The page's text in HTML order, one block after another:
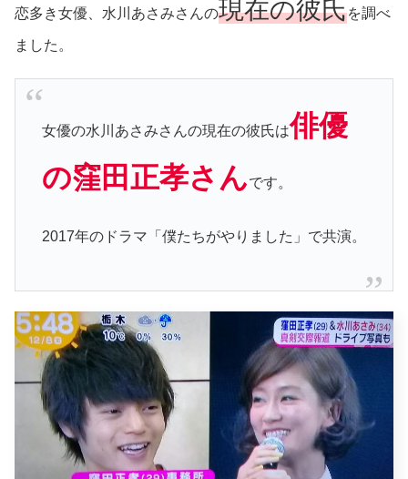
恋多き女優、水川あさみさんの現在の彼氏を調べ
ました。
女優の水川あさみさんの現在の彼氏は俳優
の窪田正孝さんです。
2017年のドラマ「僕たちがやりました」で共演。